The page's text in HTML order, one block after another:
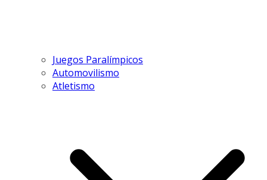
Juegos Paralímpicos
Automovilismo
Atletismo